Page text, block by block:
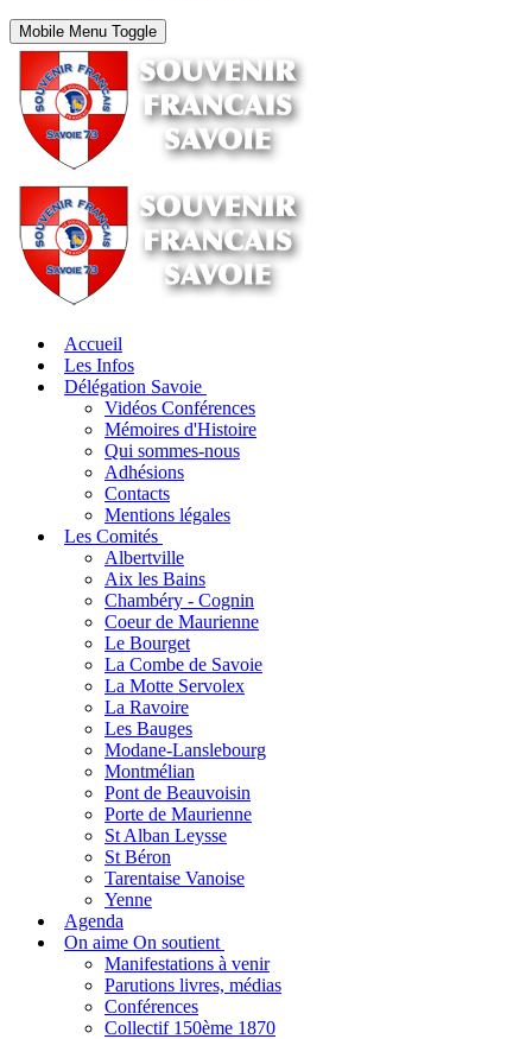
Mobile Menu Toggle
Accueil
Les Infos
Délégation Savoie
Vidéos Conférences
Mémoires d'Histoire
Qui sommes-nous
Adhésions
Contacts
Mentions légales
Les Comités
Albertville
Aix les Bains
Chambéry - Cognin
Coeur de Maurienne
Le Bourget
La Combe de Savoie
La Motte Servolex
La Ravoire
Les Bauges
Modane-Lanslebourg
Montmélian
Pont de Beauvoisin
Porte de Maurienne
St Alban Leysse
St Béron
Tarentaise Vanoise
Yenne
Agenda
On aime On soutient
Manifestations à venir
Parutions livres, médias
Conférences
Collectif 150ème 1870